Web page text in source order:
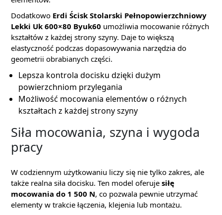
Dodatkowo Erdi Ścisk Stolarski Pełnopowierzchniowy
Lekki Uk 600×80 Byuk60 umożliwia mocowanie różnych
kształtów z każdej strony szyny. Daje to większą
elastyczność podczas dopasowywania narzędzia do
geometrii obrabianych części.
Lepsza kontrola docisku dzięki dużym
powierzchniom przylegania
Możliwość mocowania elementów o różnych
kształtach z każdej strony szyny
Siła mocowania, szyna i wygoda
pracy
W codziennym użytkowaniu liczy się nie tylko zakres, ale
także realna siła docisku. Ten model oferuje siłę
mocowania do 1 500 N, co pozwala pewnie utrzymać
elementy w trakcie łączenia, klejenia lub montażu.